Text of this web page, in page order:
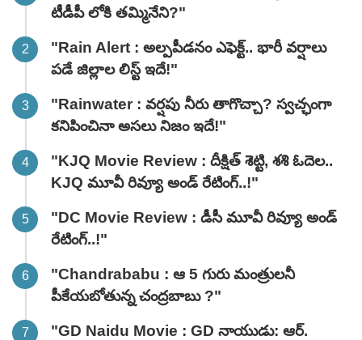
టీడీపీ లోకి తమ్మినేని?"
"Rain Alert : అల్పపీడనం ఎఫెక్ట్.. భారీ వర్షాలు
పడే జిల్లాల లిస్ట్ ఇదే!"
"Rainwater : వర్షపు నీరు తాగొచ్చా? స్వచ్ఛంగా
కనిపించినా అసలు నిజం ఇదే!"
"KJQ Movie Review : దీక్షిత్ శెట్టి, శశి ఓదెల..
KJQ మూవీ రివ్యూ అండ్ రేటింగ్‌..!"
"DC Movie Review : డీసీ మూవీ రివ్యూ అండ్
రేటింగ్‌..!"
"Chandrababu : ఆ 5 గురు మంత్రులనీ
పీకేయబోతున్న చంద్రబాబు ?"
"GD Naidu Movie : GD నాయుడు: ఆర్.